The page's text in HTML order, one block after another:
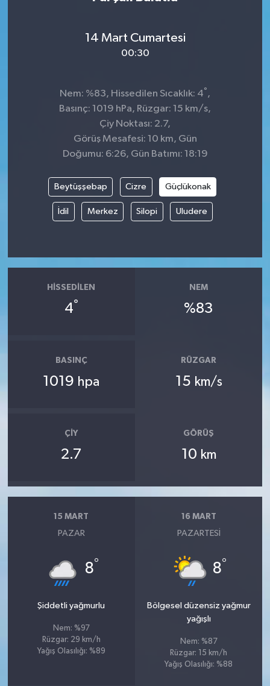
14 Mart Cumartesi
00:30
Nem: %83, Hissedilen Sıcaklık: 4°,
Basınç: 1019 hPa, Rüzgar: 15 km/s,
Çiy Noktası: 2.7,
Görüş Mesafesi: 10 km, Gün
Doğumu: 6:26, Gün Batımı: 18:19
Beytüşşebap Cizre Güçlükonak
İdil Merkez Silopi Uludere
HISSEDILEN
4°
NEM
%83
BASINÇ
1019 hpa
RÜZGAR
15 km/s
ÇIY
2.7
GÖRÜŞ
10 km
15 MART
PAZAR
8°
Şiddetli yağmurlu
Nem: %97
Rüzgar: 29 km/h
Yağış Olasılığı: %89
16 MART
PAZARTESI
8°
Bölgesel düzensiz yağmur
yağışlı
Nem: %87
Rüzgar: 15 km/h
Yağış Olasılığı: %88